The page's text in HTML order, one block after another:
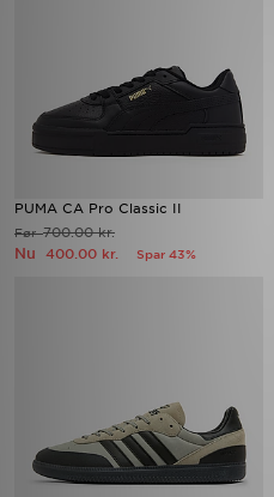
PUMA CA Pro Classic II
Før700.00 kr.
Nu 400.00 kr. Spar 43%